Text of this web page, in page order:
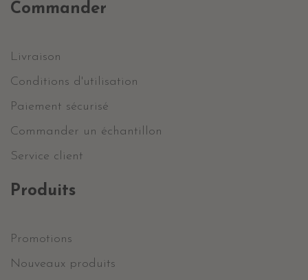
Commander
Livraison
Conditions d'utilisation
Paiement sécurisé
Commander un échantillon
Service client
Produits
Promotions
Nouveaux produits